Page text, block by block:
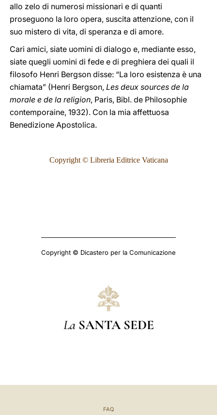
allo zelo di numerosi missionari e di quanti
proseguono la loro opera, suscita attenzione, con il
suo mistero di vita, di speranza e di amore.
Cari amici, siate uomini di dialogo e, mediante esso,
siate quegli uomini di fede e di preghiera dei quali il
filosofo Henri Bergson disse: “La loro esistenza è una
chiamata” (Henri Bergson, Les deux sources de la
morale e de la religion, Paris, Bibl. de Philosophie
contemporaine, 1932). Con la mia affettuosa
Benedizione Apostolica.
Copyright © Libreria Editrice Vaticana
Copyright © Dicastero per la Comunicazione
La SANTA SEDE
FAQ